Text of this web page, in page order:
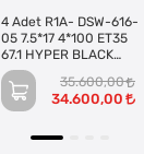
4 Adet R1A- DSW-616-
05 7.5*17 4*100 ET35
67.1 HYPER BLACK
JANT (Takım)
35.600,00
34.600,00